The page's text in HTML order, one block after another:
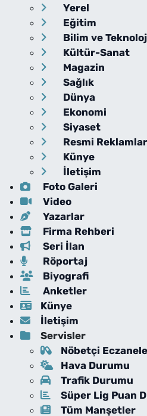
Yerel
Eğitim
Bilim ve
Kültür-Sanat
Magazin
Sağlık
Dünya
Ekonomi
Siyaset
Resmi Reklamlar
Künye
İletişim
Foto Galeri
Video
Yazarlar
Firma Rehberi
Seri İlan
Röportaj
Biyografi
Anketler
Künye
İletişim
Servisler
Nöbetçi
Hava Durumu
Trafik Durumu
Süper Lig Puan
Tüm Manşetler